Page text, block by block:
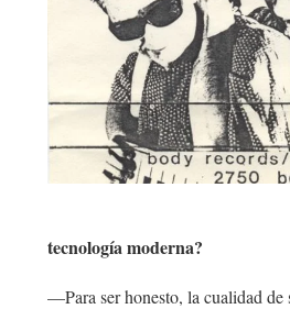
tecnología moderna?
—Para ser honesto, la cualidad de